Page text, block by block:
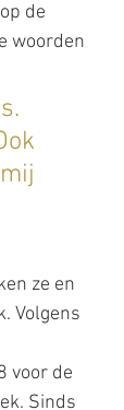
de
woorden
ze en
Volgens
voor de
Sinds